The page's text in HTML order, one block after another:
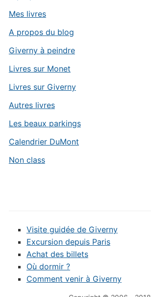
Mes livres
A propos du blog
Giverny à peindre
Livres sur Monet
Livres sur Giverny
Autres livres
Les beaux parkings
Calendrier DuMont
Non class
Visite guidée de Giverny
Excursion depuis Paris
Achat des billets
Où dormir ?
Comment venir à Giverny